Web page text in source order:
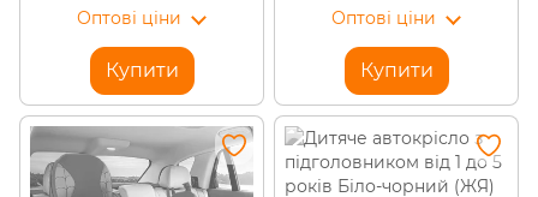
Оптові ціни
Купити
Оптові ціни
Купити